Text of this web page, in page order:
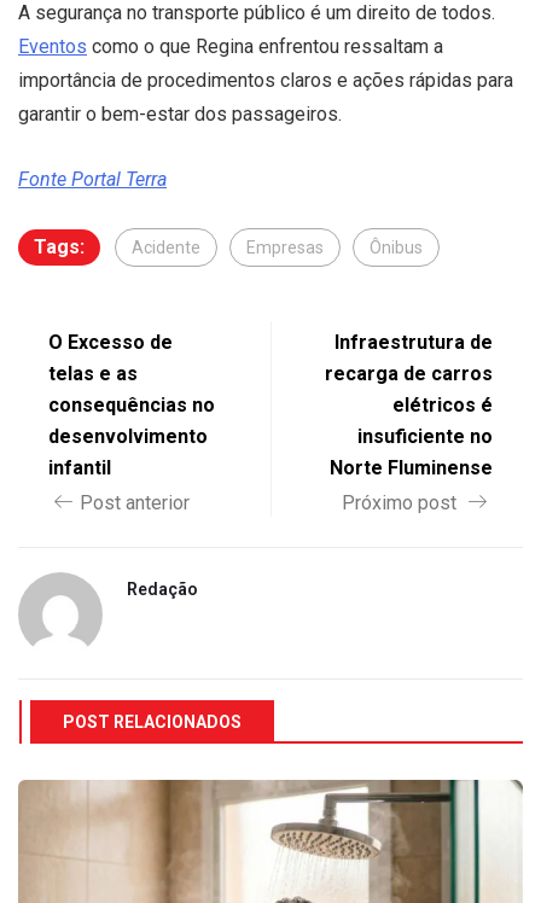
A segurança no transporte público é um direito de todos.
Eventos como o que Regina enfrentou ressaltam a
importância de procedimentos claros e ações rápidas para
garantir o bem-estar dos passageiros.
Fonte Portal Terra
Tags: Acidente Empresas Ônibus
O Excesso de
telas e as
consequências no
desenvolvimento
infantil
Post anterior
Infraestrutura de
recarga de carros
elétricos é
insuficiente no
Norte Fluminense
Próximo post
Redação
POST RELACIONADOS